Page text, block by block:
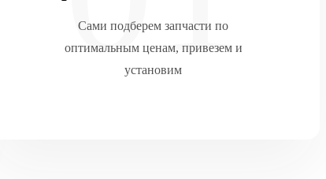
Сами подберем запчасти по
оптимальным ценам, привезем и
установим